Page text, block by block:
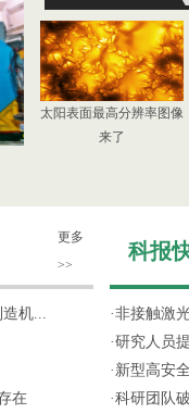
太阳表面最高分辨率图像
来了
更多
>>
机...
在
科报
·非接触激
·研究人员
· 新型高安
·科研团队